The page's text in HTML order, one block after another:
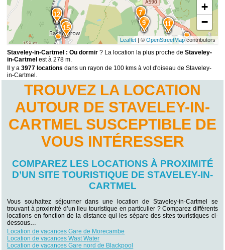
15
14
13
12
11
9
7
+
−
Leaflet| © OpenStreetMapcontributors
Staveley-in-Cartmel : Ou dormir ? La location la plus proche deStaveley-
in-Cartmel est à 278 m.
Il y a3977 locations dans un rayon de 100 kms à vol d'oiseau de Staveley-
in-Cartmel.
TROUVEZ LA LOCATION
AUTOUR DE STAVELEY-IN-
CARTMEL SUSCEPTIBLE DE
VOUS INTÉRESSER
COMPAREZ LES LOCATIONS À PROXIMITÉ
D’UN SITE TOURISTIQUE DE STAVELEY-IN-
CARTMEL
Vous souhaitez séjourner dans une location de Staveley-in-Cartmel se
trouvant à proximité d’un lieu touristique en particulier ? Comparez différents
locations en fonction de la distance qui les sépare des sites touristiques ci-
dessous…
Location de vacances Gare de Morecambe
Location de vacances Wast Water
Location de vacances Gare nord de Blackpool